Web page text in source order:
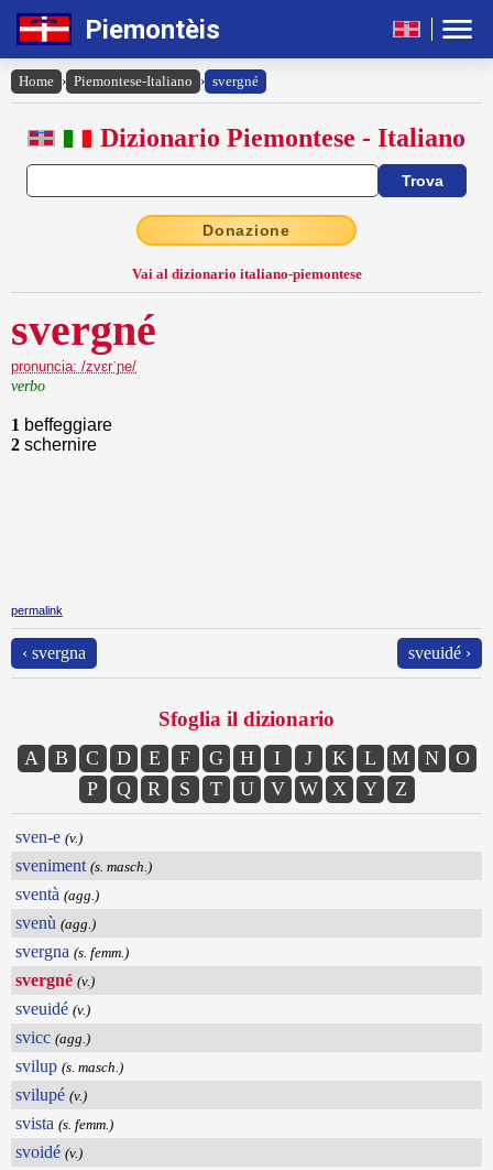
Piemontèis
Home › Piemontese-Italiano › svergné
Dizionario Piemontese - Italiano
Donazione
Vai al dizionario italiano-piemontese
svergné
pronuncia: /zvɛrˈɲe/
verbo
1 beffeggiare
2 schernire
permalink
‹ svergna sveuidé ›
Sfoglia il dizionario
A B C D E F G H I J K L M N
O
P
Q R S T U V W X Y Z
sven-e (v.)
sveniment (s. masch.)
sventà (agg.)
svenù (agg.)
svergna (s. femm.)
svergné (v.)
sveuidé (v.)
svicc (agg.)
svilup (s. masch.)
svilupé (v.)
svista (s. femm.)
svoidé (v.)